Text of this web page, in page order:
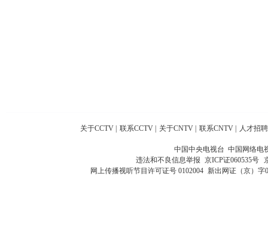
关于CCTV 联系CCTV 关于CNTV 联系CNTV 人才招聘
中国中央电视台 中国网络电
违法和不良信息举报 京ICP证060535号
网上传播视听节目许可证号 0102004 新出网证（京）